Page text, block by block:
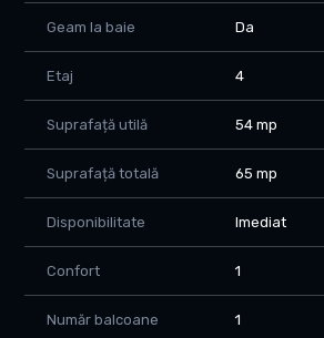
Apartament recent renovat complet,
imediată;
Centrală termică proprie;
Aer condiționat;
Finisaje moderne;
Instalații refăcute;
Costuri reduse de întreținere datorită
Apartamentul beneficiază de acces
punctele de interes:
Școala Gimnazială Nr. 2 – la câteva
Geam la baie Da
Etaj 4
Suprafață utilă 54 mp
Suprafață totală 65 mp
Disponibilitate Imediat
Confort 1
Număr balcoane 1